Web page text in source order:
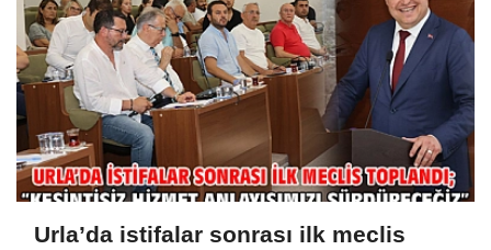
Urla’da istifalar sonrası ilk meclis